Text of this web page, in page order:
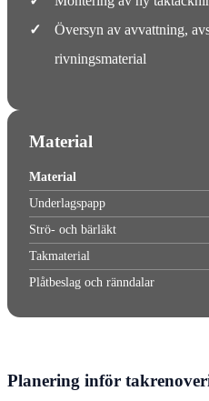
✓
Översyn av avvattning,
rivningsmaterial
Material
Material
Underlagspapp
Strö- och bärläkt
Takmaterial
Plåtbeslag och ränndalar
Planering inför